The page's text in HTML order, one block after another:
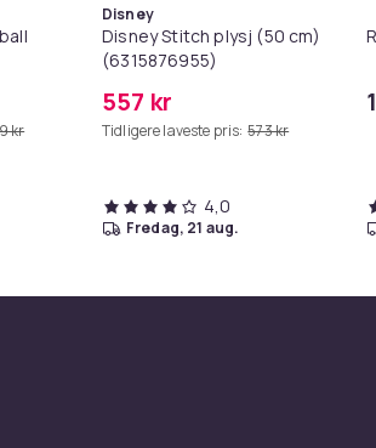
kr
Disney
Disney Stitch plysj (50 cm)
(6315876955)
557 kr
Tidligere laveste pris: 573 kr
4,0
fredag, 21 aug.